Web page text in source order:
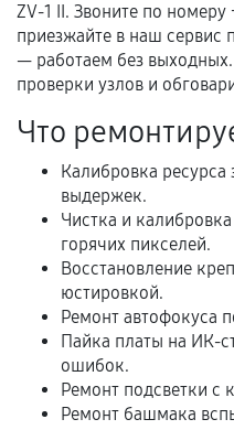
Документы для
гарантии
Гарантийный талон.
Акт выполненных
услуг и сроком
Документы на
и кассовый чек.
Расширенная
В некоторых случаях
расширенной
условия продления
ZV-1 II. Звоните по
приезжайте в наш сервис
— работаем без
проверки узлов и
Что
Калибровка ресурса
выдержек.
Чистка и
горячих пикселей.
Восстановление
юстировкой.
Ремонт автофокуса
Пайка платы на ИК-
ошибок.
Ремонт подсветки с
Ремонт башмака